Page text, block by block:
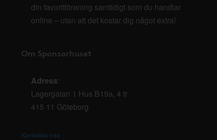
din favoritförening samtidigt som du handlar
online – utan att det kostar dig något extra!
Om Sponsorhuset
Adress:
Lagergatan 1 Hus B19a, 4 tr
415 11 Göteborg
Kontakta oss